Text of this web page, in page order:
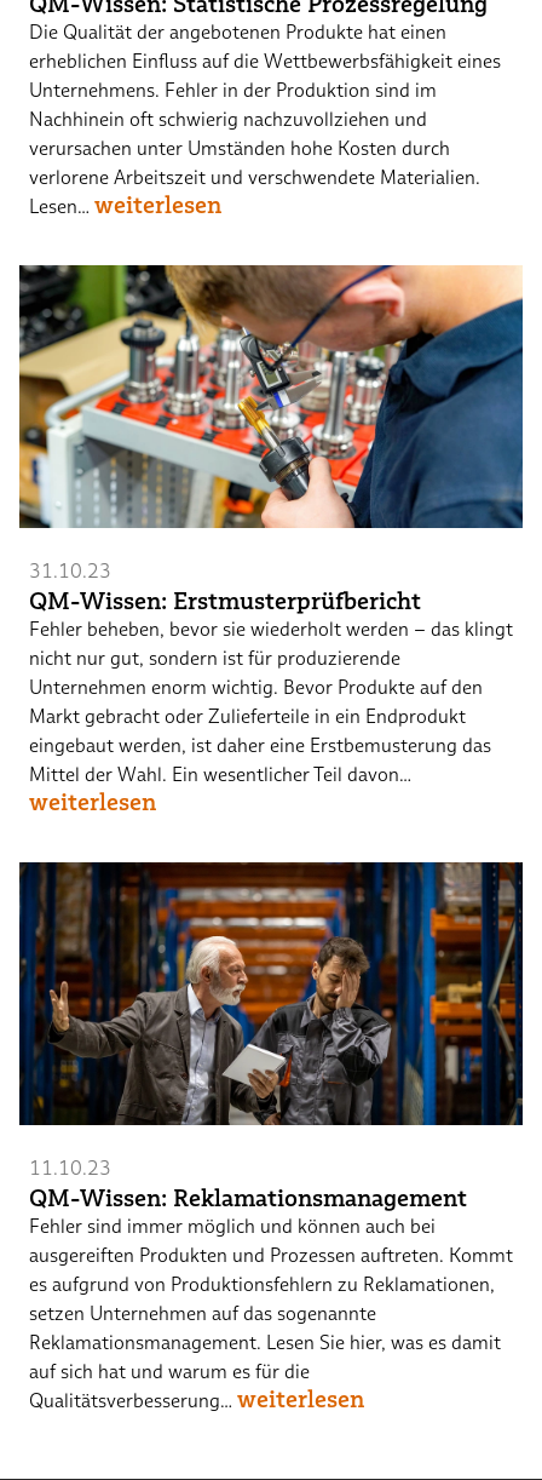
Die Qualität der angebotenen Produkte hat einen
erheblichen Einfluss auf die Wettbewerbsfähigkeit eines
Unternehmens. Fehler in der Produktion sind im
Nachhinein oft schwierig nachzuvollziehen und
verursachen unter Umständen hohe Kosten durch
verlorene Arbeitszeit und verschwendete Materialien.
Lesen… weiterlesen
31.10.23
QM-Wissen: Erstmusterprüfbericht
Fehler beheben, bevor sie wiederholt werden – das klingt
nicht nur gut, sondern ist für produzierende
Unternehmen enorm wichtig. Bevor Produkte auf den
Markt gebracht oder Zulieferteile in ein Endprodukt
eingebaut werden, ist daher eine Erstbemusterung das
Mittel der Wahl. Ein wesentlicher Teil davon…
weiterlesen
11.10.23
QM-Wissen: Reklamationsmanagement
Fehler sind immer möglich und können auch bei
ausgereiften Produkten und Prozessen auftreten. Kommt
es aufgrund von Produktionsfehlern zu Reklamationen,
setzen Unternehmen auf das sogenannte
Reklamationsmanagement. Lesen Sie hier, was es damit
auf sich hat und warum es für die
Qualitätsverbesserung… weiterlesen